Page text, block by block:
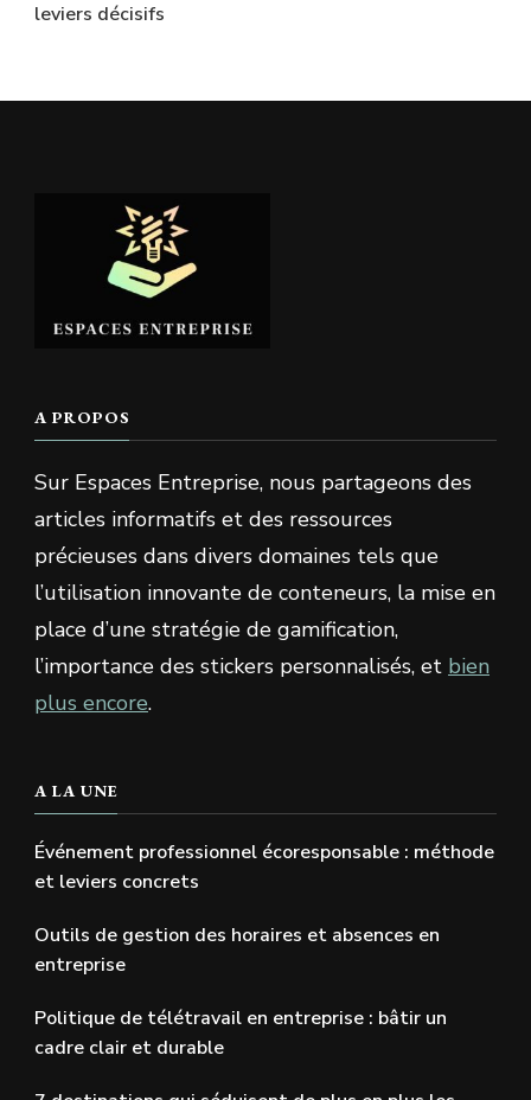
leviers décisifs
A PROPOS
Sur Espaces Entreprise, nous partageons des
articles informatifs et des ressources
précieuses dans divers domaines tels que
l’utilisation innovante de conteneurs, la mise en
place d’une stratégie de gamification,
l’importance des stickers personnalisés, et bien
plus encore.
A LA UNE
Événement professionnel écoresponsable : méthode
et leviers concrets
Outils de gestion des horaires et absences en
entreprise
Politique de télétravail en entreprise : bâtir un
cadre clair et durable